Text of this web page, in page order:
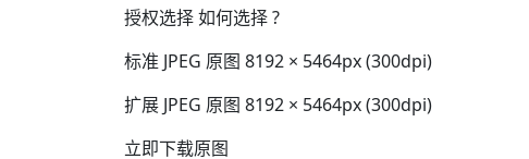
授权选择 如何选择 ?
标准 JPEG 原图 8192 × 5464px (300dpi)
扩展 JPEG 原图 8192 × 5464px (300dpi)
立即下载原图